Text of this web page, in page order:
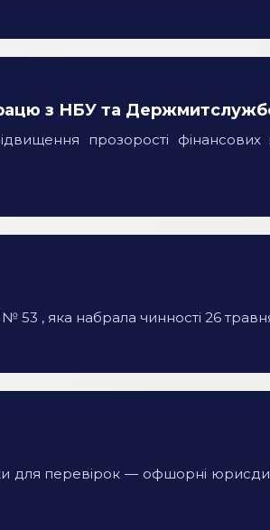
з НБУ та
прозорості фінансових
53 , яка набрала чинності 26
для перевірок — офшорні